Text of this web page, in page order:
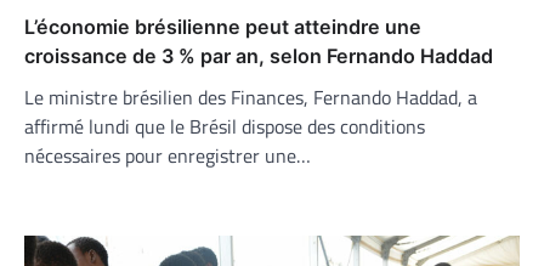
L’économie brésilienne peut atteindre une
croissance de 3 % par an, selon Fernando Haddad
Le ministre brésilien des Finances, Fernando Haddad, a
affirmé lundi que le Brésil dispose des conditions
nécessaires pour enregistrer une…